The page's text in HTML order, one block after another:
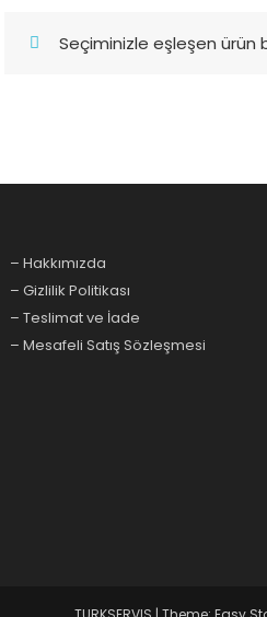
Seçiminizle eşleşen ürün
– Hakkımızda
– Gizlilik Politikası
– Teslimat ve İade
– Mesafeli Satış Sözleşmesi